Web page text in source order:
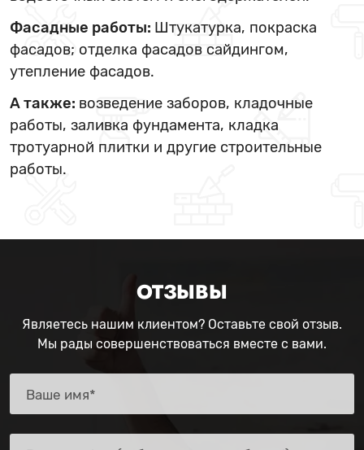
Фасадные работы: Штукатурка, покраска
фасадов; отделка фасадов сайдингом,
утепление фасадов.
А также: возведение заборов, кладочные
работы, заливка фундамента, кладка
тротуарной плитки и другие строительные
работы.
ОТЗЫВЫ
Являетесь нашим клиентом? Оставьте свой отзыв.
Мы рады совершенствоваться вместе с вами.